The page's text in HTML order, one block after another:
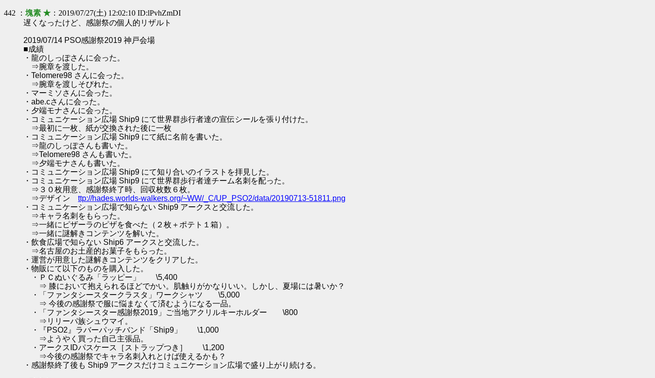
442 ： 塊素 ★ ：2019/07/27(土) 12:02:10 ID:lPvhZmDI
遅くなったけど、感謝祭の個人的リザルト
2019/07/14 PSO感謝祭2019 神戸会場
■成績
・龍のしっぽさんに会った。
⇒腕章を渡した。
・Telomere98 さんに会った。
⇒腕章を渡しそびれた。
・マーミソさんに会った。
・abe.cさんに会った。
・夕端モナさんに会った。
・コミュニケーション広場 Ship9 にて世界群歩行者達の宣伝シールを張り付けた。
⇒最初に一枚、紙が交換された後に一枚
・コミュニケーション広場 Ship9 にて紙に名前を書いた。
⇒龍のしっぽさんも書いた。
⇒Telomere98 さんも書いた。
⇒夕端モナさんも書いた。
・コミュニケーション広場 Ship9 にて知り合いのイラストを拝見した。
・コミュニケーション広場 Ship9 にて世界群歩行者達チーム名刺を配った。
⇒３０枚用意、感謝祭終了時、回収枚数６枚。
⇒デザイン ttp://hades.worlds-walkers.org/~WW/_C/UP_PSO2/data/20190713-51811.png
・コミュニケーション広場で知らない Ship9 アークスと交流した。
⇒キャラ名刺をもらった。
⇒一緒にピザーラのピザを食べた（２枚＋ポテト１箱）。
⇒一緒に謎解きコンテンツを解いた。
・飲食広場で知らない Ship6 アークスと交流した。
⇒名古屋のお土産的お菓子をもらった。
・運営が用意した謎解きコンテンツをクリアした。
・物販にて以下のものを購入した。
・ＰＣぬいぐるみ「ラッピー」 \5,400
⇒ 膝において抱えられるほどでかい。肌触りがかなりいい。しかし、夏場には暑いか？
・「ファンタシースタークラスタ」ワークシャツ \5,000
⇒ 今後の感謝祭で服に悩まなくて済むようになる一品。
・「ファンタシースター感謝祭2019」ご当地アクリルキーホルダー \800
⇒リリーパ族シュウマイ。
・『PSO2』ラバーパッチバンド「Ship9」 \1,000
⇒ようやく買った自己主張品。
・アークスIDパスケース［ストラップつき］ \1,200
⇒今後の感謝祭でキャラ名刺入れとけば使えるかも？
・感謝祭終了後も Ship9 アークスだけコミュニケーション広場で盛り上がり続ける。